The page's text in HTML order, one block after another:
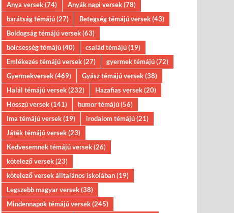
Anya versek(74) Anyák napi versek(78)
barátság témájú(27) Betegség témájú versek(43)
Boldogság témájú versek(63)
bölcsesség témájú(40) család témájú(19)
Emlékezés témájú versek(27) gyermek témájú(72)
Gyermekversek(469) Gyász témájú versek(38)
Halál témájú versek(232) Hazafias versek(20)
Hosszú versek(141) humor témájú(56)
Ima témájú versek(19) irodalom témájú(21)
Játék témájú versek(23)
Kedvesemnek témájú versek(26)
kötelező versek(23)
kötelező versek álltalános iskolában(19)
Legszebb magyar versek(38)
Mindennapok témájú versek(245)